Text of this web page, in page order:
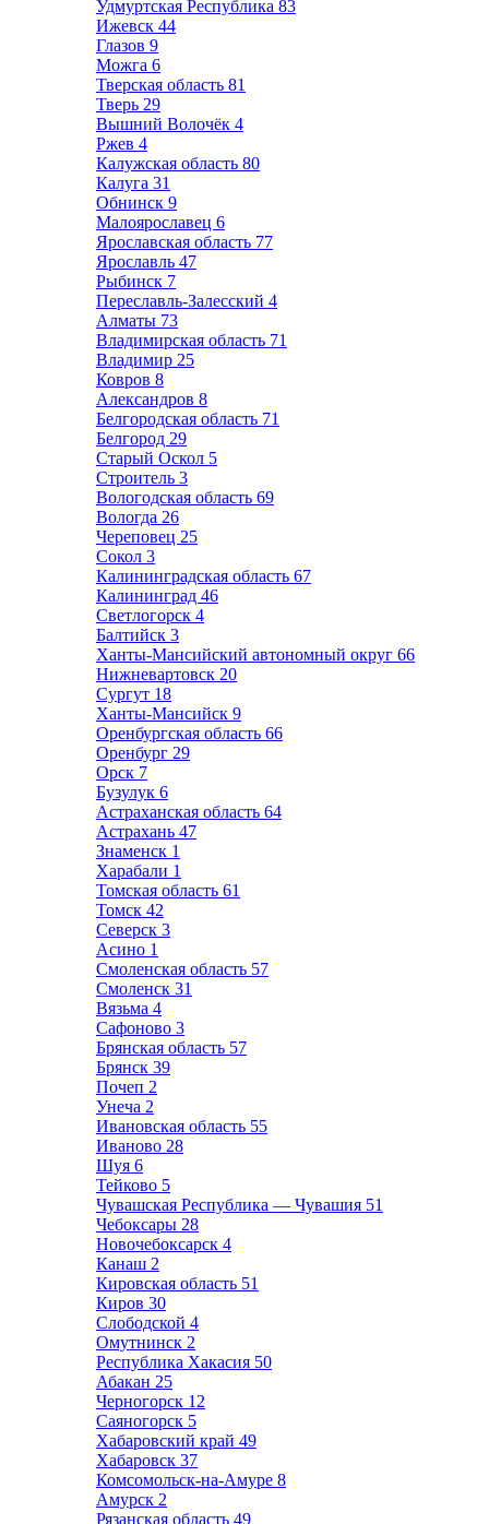
Удмуртская Республика 83
Ижевск 44
Глазов 9
Можга 6
Тверская область 81
Тверь 29
Вышний Волочёк 4
Ржев 4
Калужская область 80
Калуга 31
Обнинск 9
Малоярославец 6
Ярославская область 77
Ярославль 47
Рыбинск 7
Переславль-Залесский 4
Алматы 73
Владимирская область 71
Владимир 25
Ковров 8
Александров 8
Белгородская область 71
Белгород 29
Старый Оскол 5
Строитель 3
Вологодская область 69
Вологда 26
Череповец 25
Сокол 3
Калининградская область 67
Калининград 46
Светлогорск 4
Балтийск 3
Ханты-Мансийский автономный округ 66
Нижневартовск 20
Сургут 18
Ханты-Мансийск 9
Оренбургская область 66
Оренбург 29
Орск 7
Бузулук 6
Астраханская область 64
Астрахань 47
Знаменск 1
Харабали 1
Томская область 61
Томск 42
Северск 3
Асино 1
Смоленская область 57
Смоленск 31
Вязьма 4
Сафоново 3
Брянская область 57
Брянск 39
Почеп 2
Унеча 2
Ивановская область 55
Иваново 28
Шуя 6
Тейково 5
Чувашская Республика — Чувашия 51
Чебоксары 28
Новочебоксарск 4
Канаш 2
Кировская область 51
Киров 30
Слободской 4
Омутнинск 2
Республика Хакасия 50
Абакан 25
Черногорск 12
Саяногорск 5
Хабаровский край 49
Хабаровск 37
Комсомольск-на-Амуре 8
Амурск 2
Рязанская область 49